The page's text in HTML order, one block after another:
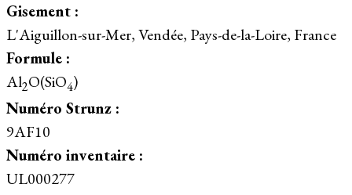
Gisement :
L'Aiguillon-sur-Mer, Vendée, Pays-de-la-Loire, France
Formule :
Al2O(SiO4)
Numéro Strunz :
9AF10
Numéro inventaire :
UL000277